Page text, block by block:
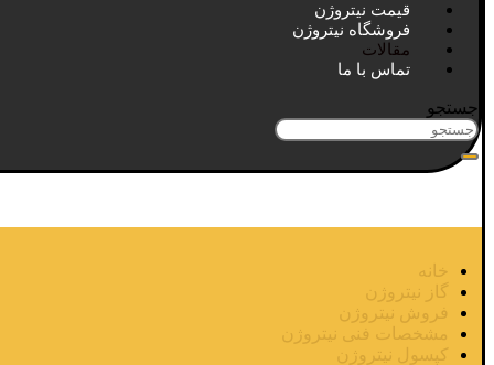
قیمت نیتروژن
فروشگاه نیتروژن
مقالات
تماس با ما
جستجو
خانه
گاز نیتروژن
فروش نیتروژن
مشخصات فنی نیتروژن
کپسول نیتروژن